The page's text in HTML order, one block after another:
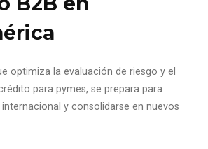
optimiza la evaluación de riesgo y el
para pymes, se prepara para
y consolidarse en nuevos